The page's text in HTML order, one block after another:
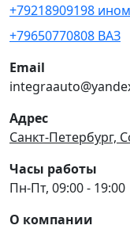
+79218909198
+79650770808 ВАЗ
Email
Адрес
Санкт-Петербург,
Часы работы
Пн-Пт, 09:00 - 19:00
О компании